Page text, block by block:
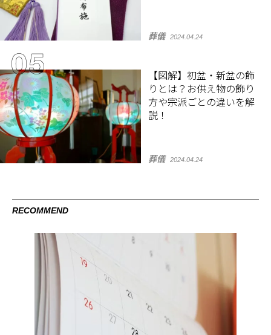
葬儀 2024.04.24
【図解】初盆・新盆の飾
りとは？お供え物の飾り
方や宗派ごとの違いを解
説！
葬儀 2024.04.24
RECOMMEND